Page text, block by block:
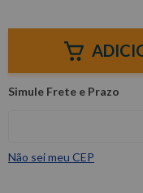
Não sei meu CEP